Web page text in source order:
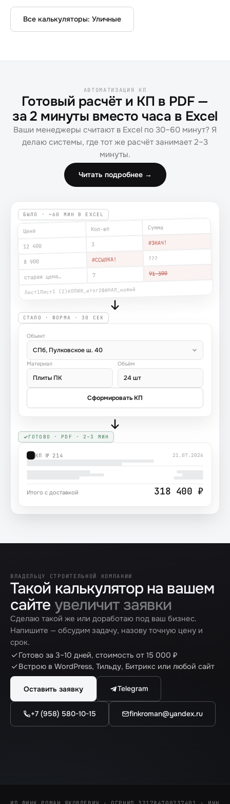
Все калькуляторы: Уличные
АВТОМАТИЗАЦИЯ КП
Готовый расчёт и КП в PDF —
за 2 минуты вместо часа в Excel
Ваши менеджеры считают в Excel по 30–60 минут? Я
делаю системы, где тот же расчёт занимает 2–3
минуты.
Читать подробнее →
БЫЛО · ~60 МИН В EXCEL
Цена Кол-во Сумма
12 400 3 #ЗНАЧ!
8 900 #ССЫЛКА! ???
старая цена… 7 91 300
Лист1Лист1 (2)КОПИЯ_итог2ФИНАЛ_новый
СТАЛО · ФОРМА · 30 СЕК
Объект
СПб, Пулковское ш. 40
Материал
Плиты ПК
Объём
24 шт
Сформировать КП
ГОТОВО · PDF · 2–3 МИН
КП № 214 21.07.2026
Итого с доставкой 318 400 ₽
ВЛАДЕЛЬЦУ СТРОИТЕЛЬНОЙ КОМПАНИИ
Такой калькулятор на вашем
сайте увеличит заявки
Сделаю такой же или доработаю под ваш бизнес.
Напишите — обсудим задачу, назову точную цену и
срок.
Готово за 3–10 дней, стоимость от 15 000 ₽
Встрою в WordPress, Тильду, Битрикс или любой сайт
Оставить заявку Telegram
+7 (958) 580-10-15 finkroman@yandex.ru